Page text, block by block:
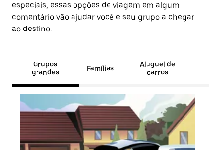
especiais, essas opções de viagem em algum
comentário vão ajudar você e seu grupo a chegar
ao destino.
Grupos
grandes
Famílias
Aluguel de
carros